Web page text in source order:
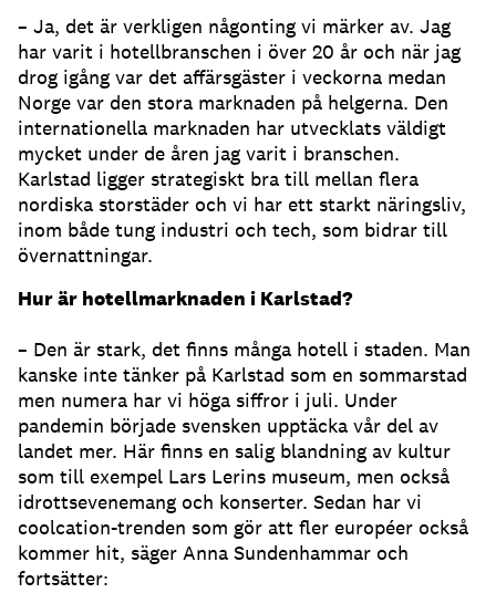
– Ja, det är verkligen någonting vi märker av. Jag
har varit i hotellbranschen i över 20 år och när jag
drog igång var det affärsgäster i veckorna medan
Norge var den stora marknaden på helgerna. Den
internationella marknaden har utvecklats väldigt
mycket under de åren jag varit i branschen.
Karlstad ligger strategiskt bra till mellan flera
nordiska storstäder och vi har ett starkt näringsliv,
inom både tung industri och tech, som bidrar till
övernattningar.
Hur är hotellmarknaden i Karlstad?
– Den är stark, det finns många hotell i staden. Man
kanske inte tänker på Karlstad som en sommarstad
men numera har vi höga siffror i juli. Under
pandemin började svensken upptäcka vår del av
landet mer. Här finns en salig blandning av kultur
som till exempel Lars Lerins museum, men också
idrottsevenemang och konserter. Sedan har vi
coolcation-trenden som gör att fler européer också
kommer hit, säger Anna Sundenhammar och
fortsätter: